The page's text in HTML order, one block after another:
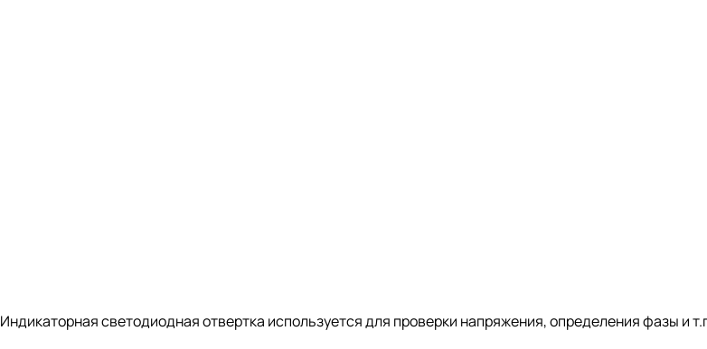
Индикаторная светодиодная отвертка используется для проверки напряжения, определения фазы и